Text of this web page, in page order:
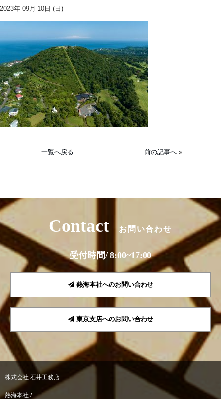
2023年 09月 10日 (日)
一覧へ戻る 前の記事へ»
Contact お問い合わせ
受付時間/ 8:00~17:00
熱海本社へのお問い合わせ
東京支店へのお問い合わせ
株式会社 石井工務店
熱海本社 /